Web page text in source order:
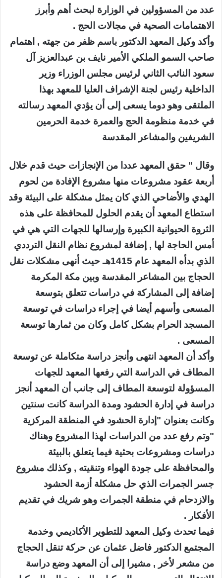
عدد من المسؤولين في الوزارة لبحث أهم وأبرز
الاهتمامات الصحية في مجالات الحج .
وأكد وكيل المعهد الدكتور باسم ظفر من جهته , اهتمام
صاحب السمو الملكي الأمير نايف بن عبدالعزيز آل
سعود النائب الثاني لرئيس مجلس الوزراء وزير
الداخلية رئيس لجنة الإشراف العليا للمعهد بهذا
الملتقى وهو دوما يسعى إلى أن يؤدي المعهد رسالته
في خدمة منظومة الحج والعمرة خدمة الحرمين
الشريفين والمشاعر المقدسة
وقال " حقق المعهد عددا من الإنجازات حيث قدم خلال
أربعة عقود مشروعات منها مشروع الإفادة من لحوم
الهدي والأضاحي الذي كان يمثل مشكلة على البيئة وقد
استطاع المعهد أن يقدم الحلول للمحافظة على هذه
الثروة الحيوانية الكبيرة وإرسالها للجهات التي هي في
أمس الحاجة لها , إضافة لمشروع نظام النقل الترددي
الذي بدأه المعهد عام 1415هـ حيث أنهى مشكلات نقل
الحجاج بين المشاعر المقدسة وبين مكة المكرمة
إضافة إلى المشاركة في دراسات تتعلق بتوسعة
المسعى وأسهم أيضا في إجراء دراسات في توسعة
المسجد الحرام بشكل كامل وكان من ثمارها توسعة
المسعى .
وأكد أن المعهد انتهى وأنجز دراسة متكاملة عن توسعة
المطاف في الدراسة التي رفعها المعهد للجهات
المسؤولة لتوسعة المطاف إلى جانب أن المعهد أنجز
دراسة في إدارة الحشود ومدة الدراسة كانت سنتين
وكانت بعنوان "إدارة الحشود في المنطقة المركزية
"وتم رفع عدد من الدراسات لهذا المشروع وهناك
دراسات ومشروعات بحثية فيما يتعلق بالبيئة
والمحافظة على جودة الهواء وتنقيته , وكذلك مشروع
جسر الجمرات الذي حل مشكلة أزمة الحشود
والازدحام في منطقة الجمرات وهو شريك في تقديم
الأفكار .
فيما تحدث وكيل المعهد للتطوير الأكاديمي وخدمة
المجتمع الدكتور فاضل عثمان عن حركة تنقل الحجاج
من مشعر لأخر , مشيرا إلى أن المعهد وضع دراسة